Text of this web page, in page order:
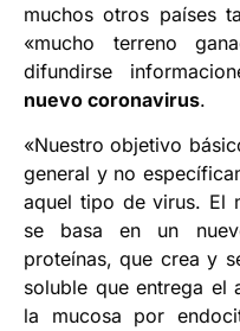
muchos otros países
«mucho terreno
difundirse
nuevo coronavirus.
«Nuestro objetivo
general y no
aquel tipo de virus. El
se basa en un
proteínas, que crea y
soluble que entrega el
la mucosa por